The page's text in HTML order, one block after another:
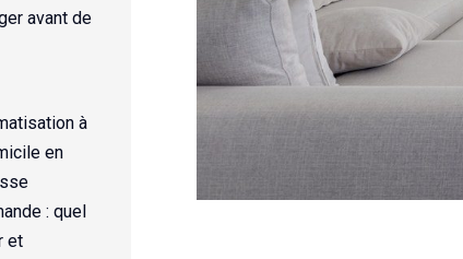
avant de
à
en
: quel
et